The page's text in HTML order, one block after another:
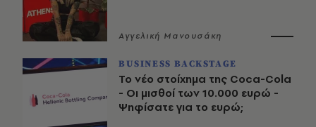
Αγγελική Μανουσάκη
BUSINESS BACKSTAGE
Το νέο στοίχημα της Coca-Cola
- Οι μισθοί των 10.000 ευρώ -
Ψηφίσατε για το ευρώ;